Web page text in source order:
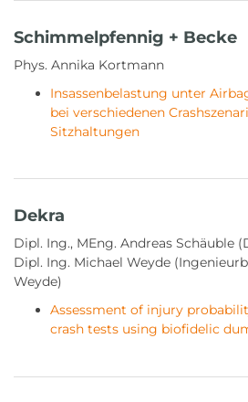
Schimmelpfennig + Becke
Phys. Annika Kortmann
Insassenbelastung unter
bei verschiedenen
Sitzhaltungen
Dekra
Dipl. Ing., MEng. Andreas Schäuble
Dipl. Ing. Michael Weyde
Weyde)
Assessment of injury
crash tests using biofidelic